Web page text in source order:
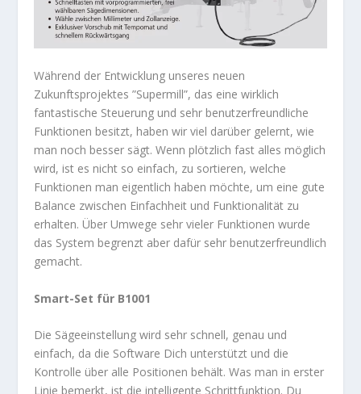
Während der Entwicklung unseres neuen
Zukunftsprojektes ”Supermill”, das eine wirklich
fantastische Steuerung und sehr benutzerfreundliche
Funktionen besitzt, haben wir viel darüber gelernt, wie
man noch besser sägt. Wenn plötzlich fast alles möglich
wird, ist es nicht so einfach, zu sortieren, welche
Funktionen man eigentlich haben möchte, um eine gute
Balance zwischen Einfachheit und Funktionalität zu
erhalten. Über Umwege sehr vieler Funktionen wurde
das System begrenzt aber dafür sehr benutzerfreundlich
gemacht.
Smart-Set für B1001
Die Sägeeinstellung wird sehr schnell, genau und
einfach, da die Software Dich unterstützt und die
Kontrolle über alle Positionen behält. Was man in erster
Linie bemerkt, ist die intelligente Schrittfunktion. Du